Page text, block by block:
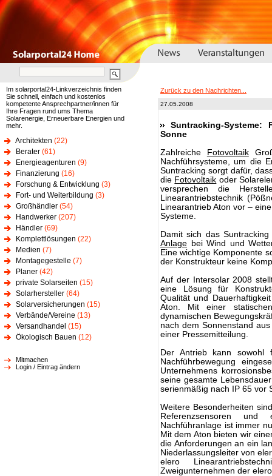
Im solarportal24-Linkverzeichnis finden
Sie schnell, einfach und kostenlos
kompetente Ansprechpartner/innen für
Ihre Fragen rund ums Thema
Solarenergie, Erneuerbare Energien und
mehr.
Architekten (22)
Berater (61)
Energieagenturen (9)
Finanzierung (16)
Forschung & Entwicklung (3)
Fort- und Weiterbildung (3)
Großhändler (54)
Handwerker (207)
Händler (69)
Komplettlösungen (22)
Medien (7)
Montagegestelle (7)
Planer (42)
private Solarseiten (15)
Solarhersteller (64)
Solarversicherungen (15)
Verbände/Vereine (13)
Versandhandel (15)
Ökologisch Bauen (12)
Mitmachen
Login / Eintrag ändern
Zurück zu den Nachrichten...
27.05.2008
Suntracking-
Sonne
Zahlreiche
Fotovoltaik
Nachführsysteme, um die
Suntracking sorgt dafür,
die Fotovoltaik oder
versprechen die
Linearantriebstechnik
Linearantrieb Aton vor –
Systeme.
Damit sich das
Anlage bei Wind und
Eine wichtige Komponente
der Konstrukteur keine
Auf der Intersolar 2008
eine Lösung für
Qualität und
Aton. Mit einer
dynamischen
nach dem Sonnenstand
einer Pressemitteilung.
Der Antrieb kann
Nachführbewegung
Unternehmens
seine gesamte
serienmäßig nach IP 65 vor
Weitere Besonderheiten
Referenzsensoren und
Nachführanlage ist immer
Mit dem Aton bieten wir
die Anforderungen an ein
Niederlassungsleiter von
elero
Zweigunternehmen der